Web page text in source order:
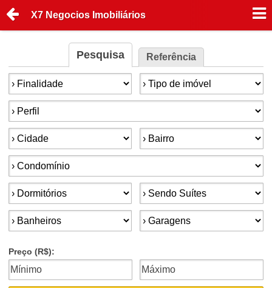
X7 Negocios Imobiliários
Pesquisa Referência
Finalidade: Tipo de imóvel:
Perfil:
Cidade: Bairro:
Condomínios:
Dormitórios: Suítes:
Banheiros: Garagens:
Preço (R$):